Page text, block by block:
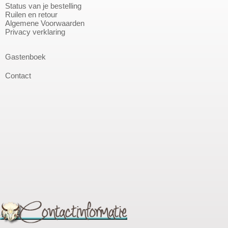
Status van je bestelling
Ruilen en retour
Algemene Voorwaarden
Privacy verklaring
Gastenboek
Contact